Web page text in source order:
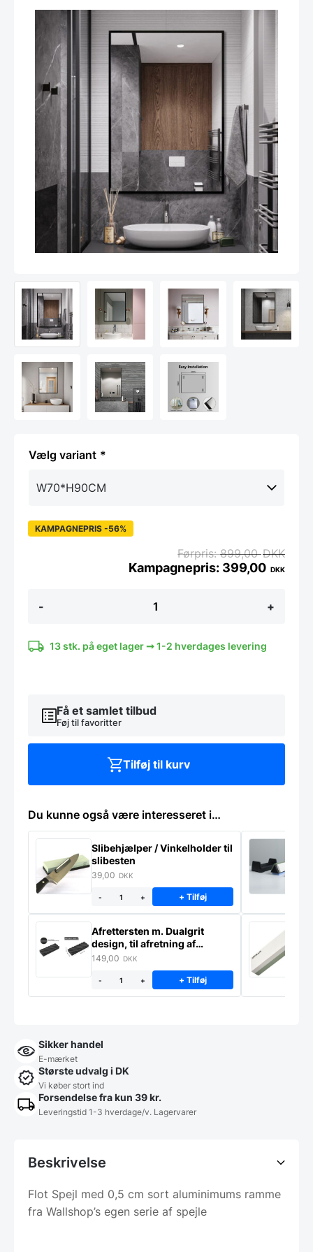
variant
-
spejl
cm
+
KAMPAGNEPRIS -56%
899,00DKK
399,00 DKK
13 stk. på eget lager ➞ 1-2 hverdages levering
Få et samlet tilbud
Føj til favoritter
Tilføj til kurv
Du kunne også være interesseret i…
Slibehjælper / Vinkelholder til
slibesten
39,00 DKK
- + + Tilføj
Afrettersten m. Dualgrit
design, til afretning af
slibesten
149,00 DKK
- + + Tilføj
Sikker handel
E-mærket
Største udvalg i DK
Vi køber stort ind
Forsendelse fra kun 39 kr.
Leveringstid 1-3 hverdage/v. Lagervarer
Beskrivelse
Flot Spejl med 0,5 cm sort aluminimums ramme
fra Wallshop’s egen serie af spejle